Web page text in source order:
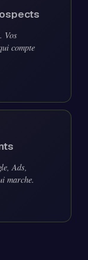
Vos
compte
Ads,
marche.